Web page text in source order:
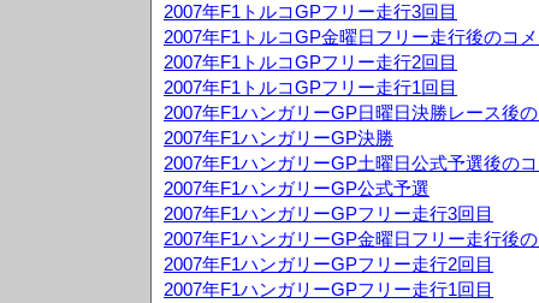
2007年F1トルコGPフリー走行3回目
2007年F1トルコGP金曜日フリー走行後のコ
2007年F1トルコGPフリー走行2回目
2007年F1トルコGPフリー走行1回目
2007年F1ハンガリーGP日曜日決勝レース後
2007年F1ハンガリーGP決勝
2007年F1ハンガリーGP土曜日公式予選後の
2007年F1ハンガリーGP公式予選
2007年F1ハンガリーGPフリー走行3回目
2007年F1ハンガリーGP金曜日フリー走行後
2007年F1ハンガリーGPフリー走行2回目
2007年F1ハンガリーGPフリー走行1回目